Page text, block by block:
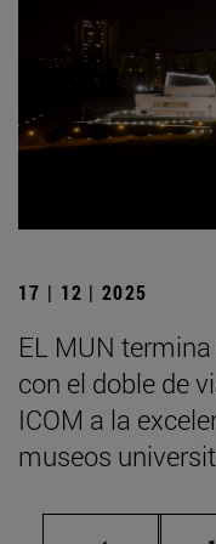
17 | 12 | 2025
EL MUN
con el doble de
ICOM a la
museos